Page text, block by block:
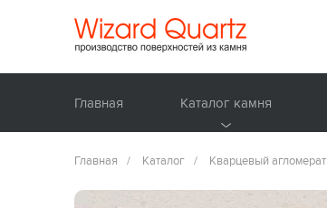
Главная Каталог камня
Главная / Каталог / Кварцевый агломерат